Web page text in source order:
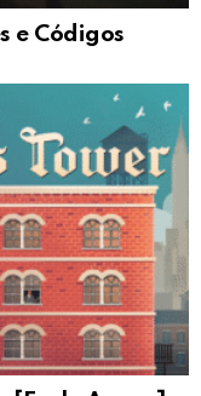
e Códigos